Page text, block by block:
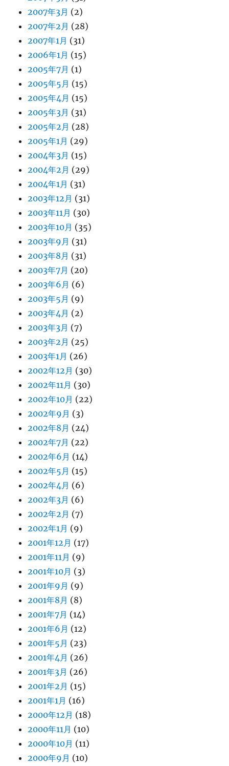
2007年3月 (2)
2007年2月 (28)
2007年1月 (31)
2006年1月 (15)
2005年7月 (1)
2005年5月 (15)
2005年4月 (15)
2005年3月 (31)
2005年2月 (28)
2005年1月 (29)
2004年3月 (15)
2004年2月 (29)
2004年1月 (31)
2003年12月 (31)
2003年11月 (30)
2003年10月 (35)
2003年9月 (31)
2003年8月 (31)
2003年7月 (20)
2003年6月 (6)
2003年5月 (9)
2003年4月 (2)
2003年3月 (7)
2003年2月 (25)
2003年1月 (26)
2002年12月 (30)
2002年11月 (30)
2002年10月 (22)
2002年9月 (3)
2002年8月 (24)
2002年7月 (22)
2002年6月 (14)
2002年5月 (15)
2002年4月 (6)
2002年3月 (6)
2002年2月 (7)
2002年1月 (9)
2001年12月 (17)
2001年11月 (9)
2001年10月 (3)
2001年9月 (9)
2001年8月 (8)
2001年7月 (14)
2001年6月 (12)
2001年5月 (23)
2001年4月 (26)
2001年3月 (26)
2001年2月 (15)
2001年1月 (16)
2000年12月 (18)
2000年11月 (10)
2000年10月 (11)
2000年9月 (10)